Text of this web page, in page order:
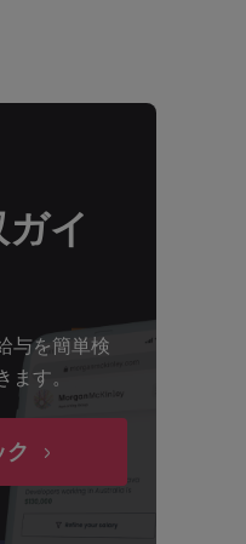
イ
与を簡単検
ます。